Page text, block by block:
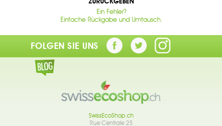
Ein Fehler?
Einfache Rückgabe und Umtausch.
FOLGEN SIE UNS
SwissEcoShop.ch
Rue Centrale 25